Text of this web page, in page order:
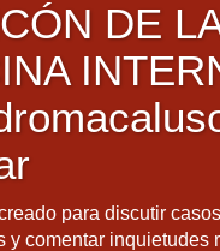
DE
para discutir
y comentar inquietudes